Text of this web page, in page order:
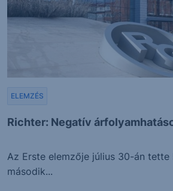
Richter: Negatív
ELEMZÉS
Az Erste elemzője július 30-án tette
második...